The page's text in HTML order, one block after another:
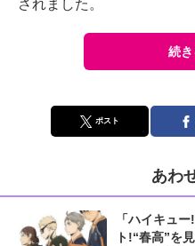
されました。
続
ポスト
あわ
「ハイキュ
ト!“春高”を